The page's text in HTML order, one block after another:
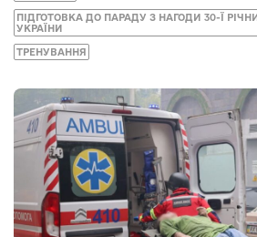
ПІДГОТОВКА ДО ПАРАДУ З НАГОДИ 30-Ї
УКРАЇНИ
ТРЕНУВАННЯ